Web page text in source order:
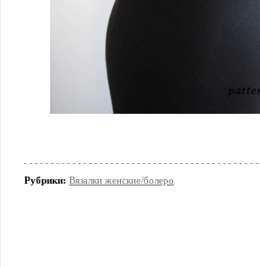
Рубрики: Вязалки женские/болеро